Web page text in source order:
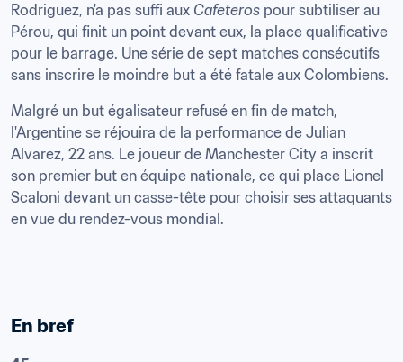
Rodriguez, n'a pas suffi aux Cafeteros pour subtiliser au
Pérou, qui finit un point devant eux, la place qualificative
pour le barrage. Une série de sept matches consécutifs
Malgré un but égalisateur refusé en fin de match,
l'Argentine se réjouira de la performance de Julian
Alvarez, 22 ans. Le joueur de Manchester City a inscrit
son premier but en équipe nationale, ce qui place Lionel
Scaloni devant un casse-tête pour choisir ses attaquants
en vue du rendez-vous mondial.
En bref